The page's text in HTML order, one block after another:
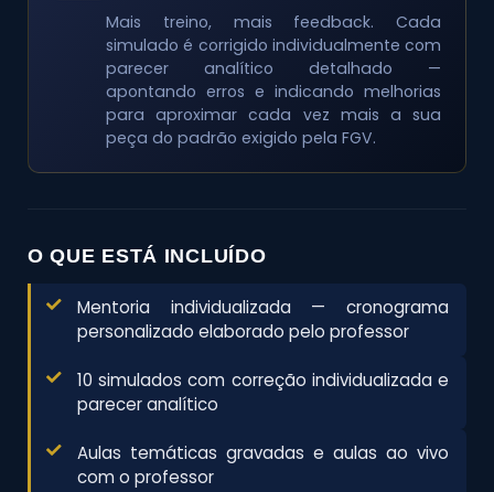
Mais treino, mais feedback. Cada
simulado é corrigido individualmente com
parecer analítico detalhado —
apontando erros e indicando melhorias
para aproximar cada vez mais a sua
peça do padrão exigido pela FGV.
O QUE ESTÁ INCLUÍDO
Mentoria individualizada — cronograma
personalizado elaborado pelo professor
10 simulados com correção individualizada e
parecer analítico
Aulas temáticas gravadas e aulas ao vivo
com o professor